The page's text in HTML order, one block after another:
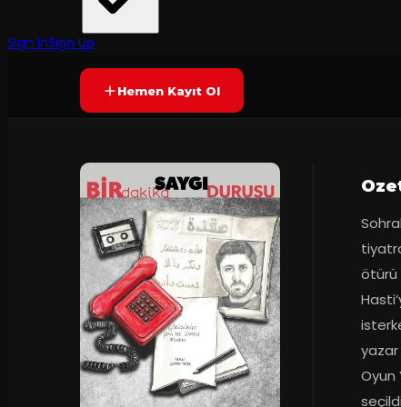
Sign InSign UpYAKINDA
Hemen Kayıt Ol
ötürü
yazar
Oyun